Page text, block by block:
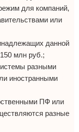
для компаний,
или
данной
млн руб.;
разными
иностранными
ПФ или
разные